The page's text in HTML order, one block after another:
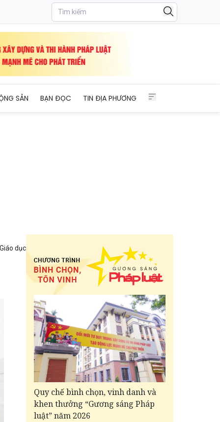
SẢN BẠN ĐỌC TIN ĐỊA PHƯƠNG
dục
Quy chế bình chọn, vinh danh và
khen thưởng “Gương sáng Pháp
luật” năm 2026